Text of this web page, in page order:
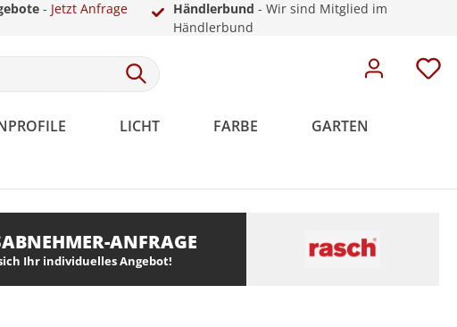
- Jetzt Anfrage
Händlerbund - Wir sind Mitglied im
Händlerbund
LICHT FARBE GARTEN
Meistervlies
Meistervlies Pro
Malervlies
Rosetten Dekoration
Weiße Sockelleisten Kunststoff
ANFRAGE
Ihr individuelles Angebot!